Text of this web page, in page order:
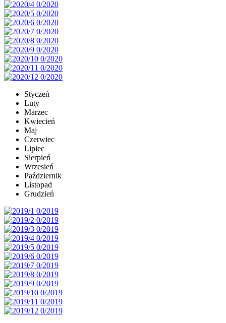
Styczeń
Luty
Marzec
Kwiecień
Maj
Czerwiec
Lipiec
Sierpień
Wrzesień
Październik
Listopad
Grudzień